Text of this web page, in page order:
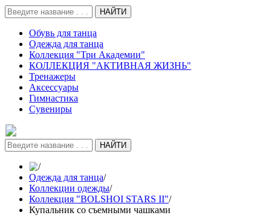
НАЙТИ
Обувь для танца
Одежда для танца
Коллекция "Три Академии"
КОЛЛЕКЦИЯ "АКТИВНАЯ ЖИЗНЬ"
Тренажеры
Аксессуары
Гимнастика
Сувениры
НАЙТИ
/
Одежда для танца/
Коллекции одежды/
Коллекция "BOLSHOI STARS II"/
Купальник со съемными чашками